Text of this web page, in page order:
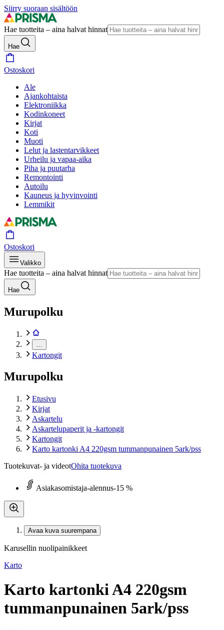
Siirry suoraan sisältöön
Hae tuotteita – aina halvat hinnat
Hae
Ostoskori
Ale
Ajankohtaista
Elektroniikka
Kodinkoneet
Kirjat
Koti
Muoti
Lelut ja lastentarvikkeet
Urheilu ja vapaa-aika
Piha ja puutarha
Remontointi
Autoilu
Kauneus ja hyvinvointi
Lemmikit
Ostoskori
Valikko
Hae tuotteita – aina halvat hinnat
Hae
Murupolku
Kartongit
Murupolku
Etusivu
Kirjat
Askartelu
Askartelupaperit ja -kartongit
Kartongit
Karto kartonki A4 220gsm tummanpunainen 5ark/pss
Tuotekuvat- ja videotOhita tuotekuva
Asiakasomistaja-alennus-15 %
Avaa kuva suurempana
Karusellin nuolipainikkeet
Karto
Karto kartonki A4 220gsm
tummanpunainen 5ark/pss